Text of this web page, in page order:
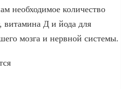
необходимое количество
витамина Д и йода для
мозга и нервной системы.